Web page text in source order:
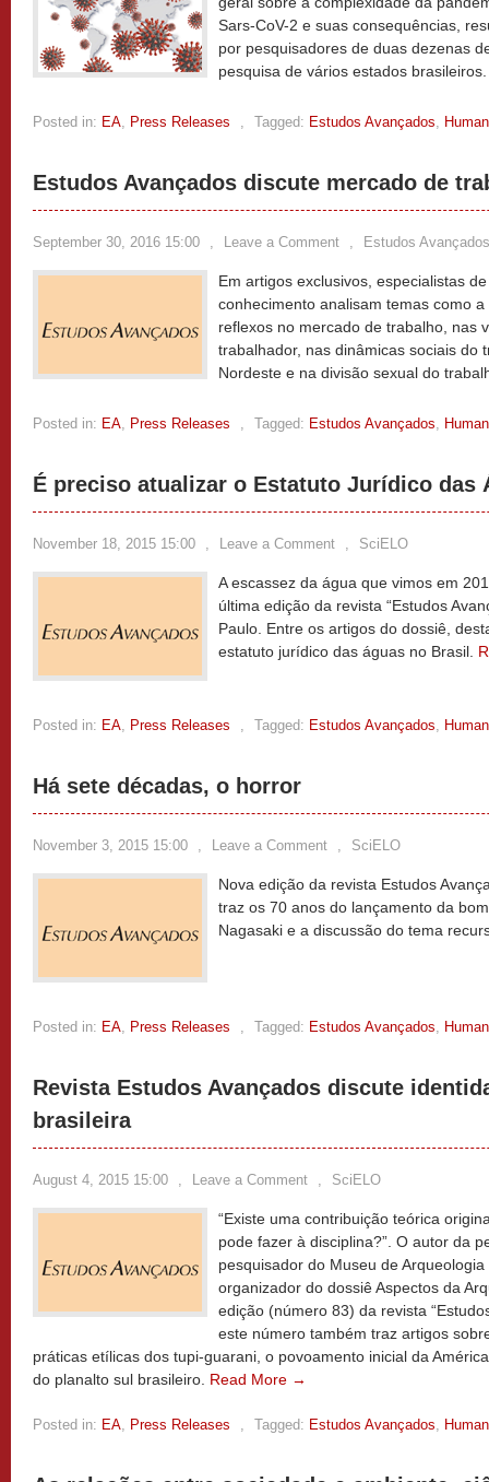
Sars-CoV-2 e suas consequências,
por pesquisadores de duas dezenas
pesquisa de vários estados
Posted in: EA, Press Releases , Tagged: Estudos Avançados,
Estudos Avançados discute mercado de
September 30, 2016 15:00 , Leave a Comment , Estudos Avançados
Em artigos exclusivos, especialistas
conhecimento analisam temas como
reflexos no mercado de trabalho, nas
trabalhador, nas dinâmicas sociais do
Nordeste e na divisão sexual do
Posted in: EA, Press Releases , Tagged: Estudos Avançados,
É preciso atualizar o Estatuto Jurídico das
November 18, 2015 15:00 , Leave a Comment , SciELO
A escassez da água que vimos em
última edição da revista “Estudos
Paulo. Entre os artigos do dossiê,
estatuto jurídico das águas no Brasil.
Posted in: EA, Press Releases , Tagged: Estudos Avançados,
Há sete décadas, o horror
November 3, 2015 15:00 , Leave a Comment , SciELO
Nova edição da revista Estudos
traz os 70 anos do lançamento da
Nagasaki e a discussão do tema
Posted in: EA, Press Releases , Tagged: Estudos Avançados,
Revista Estudos Avançados discute
brasileira
August 4, 2015 15:00 , Leave a Comment , SciELO
“Existe uma contribuição teórica
pode fazer à disciplina?”. O autor da
pesquisador do Museu de
organizador do dossiê Aspectos da
edição (número 83) da revista
este número também traz artigos
práticas etílicas dos tupi-guarani, o povoamento inicial da
do planalto sul brasileiro. Read More →
Posted in: EA, Press Releases , Tagged: Estudos Avançados,